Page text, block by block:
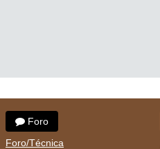
Foro
Foro/Técnica